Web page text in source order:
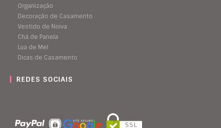
Organização
Decoração de Casamento
Vestido de Noiva
Chá de Panela
Lua de Mel
Dicas de Casamento
REDES SOCIAIS